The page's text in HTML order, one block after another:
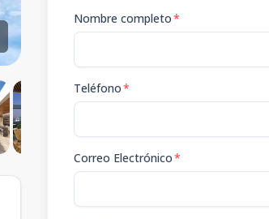
Nombre completo*
Teléfono*
Correo Electrónico*